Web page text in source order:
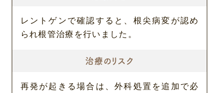
レントゲンで確認すると、根尖病変が認め
られ根管治療を行いました。
治療のリスク
再発が起きる場合は、外科処置を追加で必